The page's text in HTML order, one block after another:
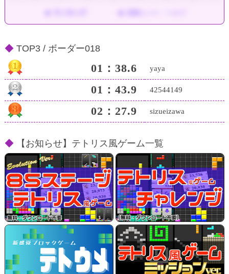
TOP3 / ボーダー018
01：38.6 yaya
01：43.9 42544149
02：27.9 sizueizawa
【お知らせ】テトリス風ゲーム一覧
テトリス風ゲーム
（全85ステージ）